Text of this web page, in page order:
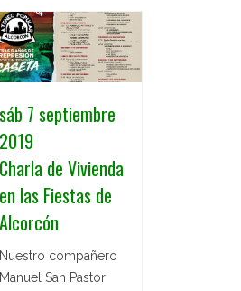
sáb 7 septiembre
2019
Charla de Vivienda
en las Fiestas de
Alcorcón
Nuestro compañero
Manuel San Pastor